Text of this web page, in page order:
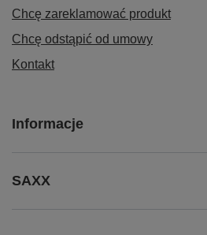
Chcę zareklamować produkt
Chcę odstąpić od umowy
Kontakt
Informacje
SAXX